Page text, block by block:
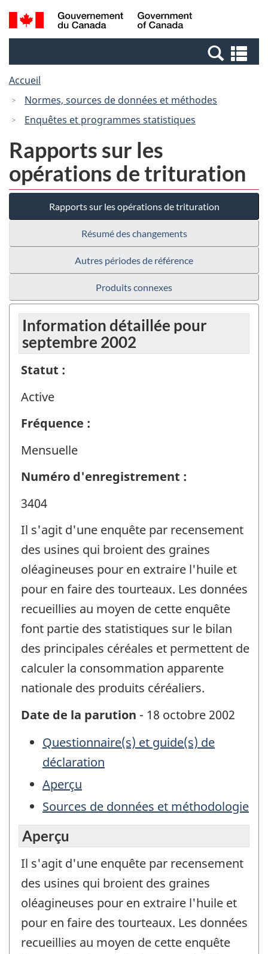
Passer
au
Passer
au
Passer
à
Canada
Recherche
et
et
Accueil
Normes, sources de données et méthodes
Enquêtes et programmes statistiques
Rapports sur les
opérations de trituration
Rapports sur les opérations de trituration
Résumé des changements
Autres périodes de référence
Produits connexes
Information détaillée pour
septembre 2002
Statut :
Active
Fréquence :
Mensuelle
Numéro d'enregistrement :
3404
Il s'agit d'une enquête par recensement
des usines qui broient des graines
oléagineuses pour en extraire l'huile et
pour en faire des tourteaux. Les données
recueillies au moyen de cette enquête
font partie des statistiques sur le bilan
des principales céréales et permettent de
calculer la consommation apparente
nationale des produits céréaliers.
Date de la parution - 18 octobre 2002
Questionnaire(s) et guide(s) de
déclaration
Aperçu
Sources de données et méthodologie
Aperçu
Il s'agit d'une enquête par recensement
des usines qui broient des graines
oléagineuses pour en extraire l'huile et
pour en faire des tourteaux. Les données
recueillies au moyen de cette enquête